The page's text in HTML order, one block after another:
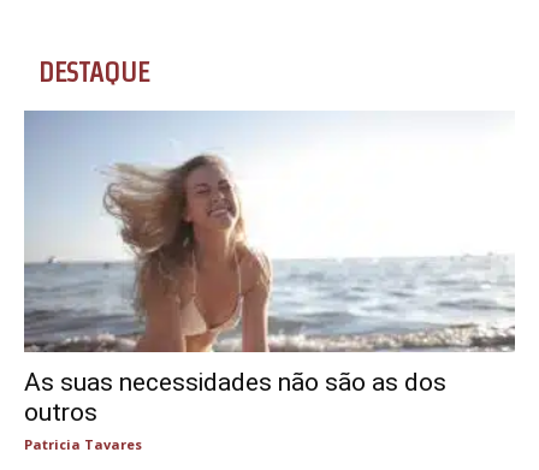
DESTAQUE
As suas necessidades não são as dos
outros
Patricia Tavares